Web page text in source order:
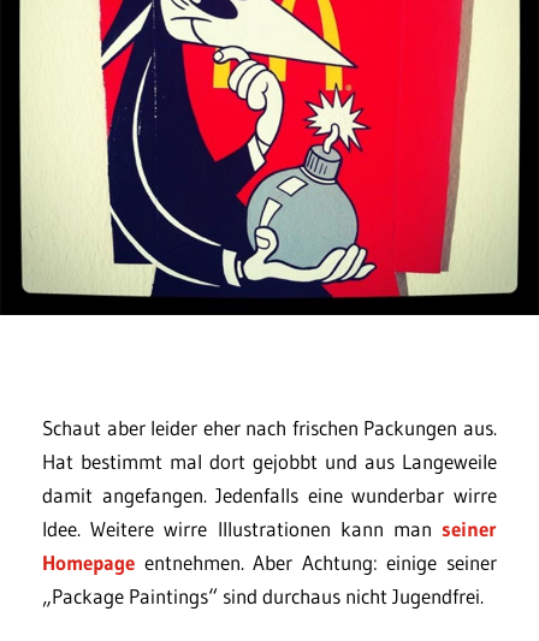
Schaut aber leider eher nach frischen Packungen aus.
Hat bestimmt mal dort gejobbt und aus Langeweile
damit angefangen. Jedenfalls eine wunderbar wirre
Idee. Weitere wirre Illustrationen kann man seiner
Homepage entnehmen. Aber Achtung: einige seiner
„Package Paintings“ sind durchaus nicht Jugendfrei.